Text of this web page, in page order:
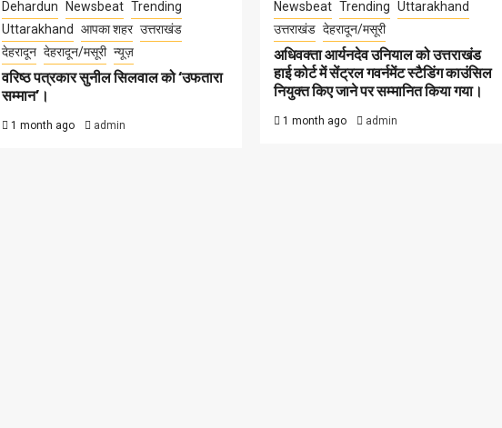
Dehardun Newsbeat Trending
Uttarakhand
आपका शहर उत्तराखंड
देहरादून देहरादून/मसूरी न्यूज़
वरिष्ठ पत्रकार सुनील सिलवाल को ‘उफतारा
सम्मान’।
1 month ago admin
Newsbeat Trending Uttarakhand
उत्तराखंड देहरादून/मसूरी
अधिवक्ता आर्यनदेव उनियाल को उत्तराखंड
हाई कोर्ट में सेंट्रल गवर्नमेंट स्टैडिंग काउंसिल
नियुक्त किए जाने पर सम्मानित किया गया।
1 month ago admin